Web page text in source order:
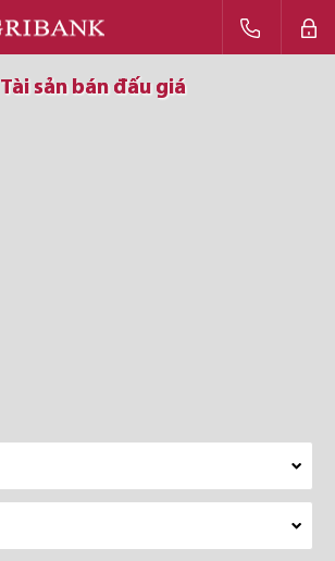
Tài sản bán đấu giá
Tài sản bán đấu giá
Tài sản bán đấu giá